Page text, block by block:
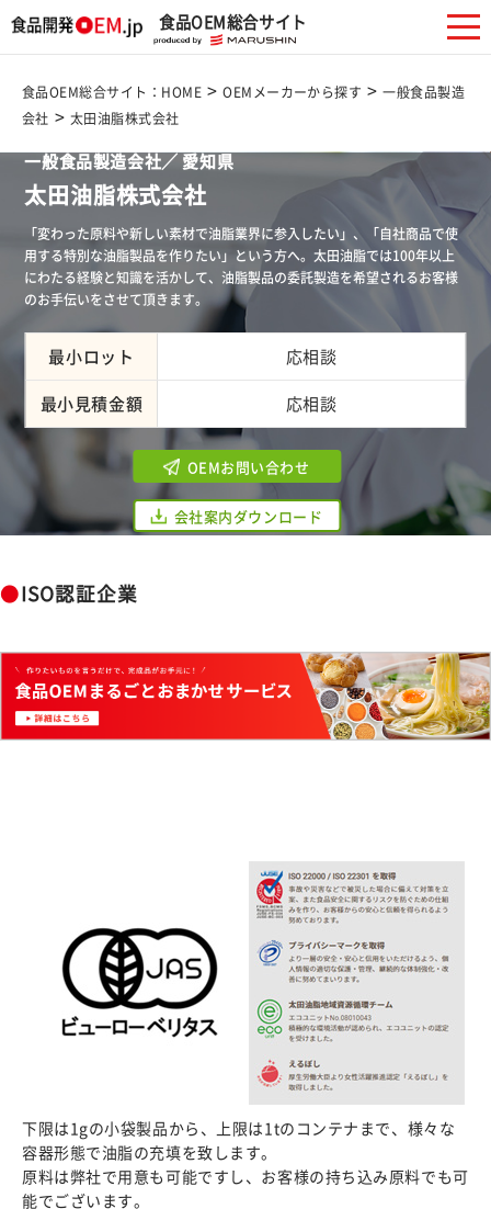
食品OEM総合サイト
食品OEM総合サイト：HOME >OEMメーカーから探す >一般食品製造
会社 > 太田油脂株式会社
一般食品製造会社／ 愛知県
太田油脂株式会社
「変わった原料や新しい素材で油脂業界に参入したい」、「自社商品で使
用する特別な油脂製品を作りたい」という方へ。太田油脂では100年以上
にわたる経験と知識を活かして、油脂製品の委託製造を希望されるお客様
のお手伝いをさせて頂きます。
最小ロット
応相談
最小見積金額
応相談
OEMお問い合わせ
会社案内ダウンロード
●ISO認証企業
下限は1gの小袋製品から、上限は1tのコンテナまで、様々な
容器形態で油脂の充填を致します。
原料は弊社で用意も可能ですし、お客様の持ち込み原料でも可
能でございます。